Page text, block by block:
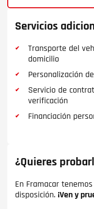
Servicios
Transporte del
domicilio
Personalización
Servicio de
verificación
Financiación
¿Quieres
En Framacar
disposición. ¡Ven y